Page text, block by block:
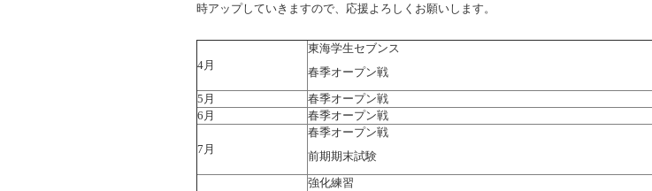
時アップしていきますので、応援よろしくお願いします。
4月
東海学生セブンス
春季オープン戦
5月
春季オープン戦
6月
春季オープン戦
7月
春季オープン戦
前期期末試験
強化練習